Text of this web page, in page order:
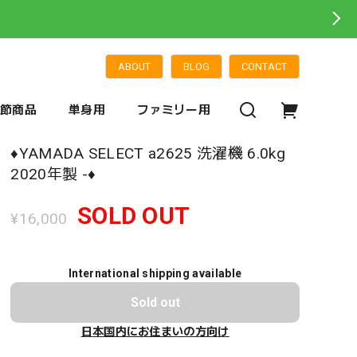
ABOUT BLOG CONTACT
商品 単身用 ファミリー用
♦️YAMADA SELECT a2625 洗濯機 6.0kg
2020年製 -♦️
¥16,000 SOLD OUT
International shipping available
Sold out
日本国内にお住まいの方向け